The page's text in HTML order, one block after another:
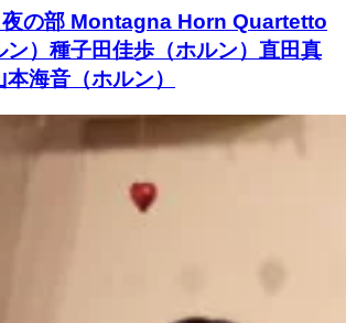
の部 Montagna Horn Quartetto
ン）種子田佳歩（ホルン）直田真
海音（ホルン）